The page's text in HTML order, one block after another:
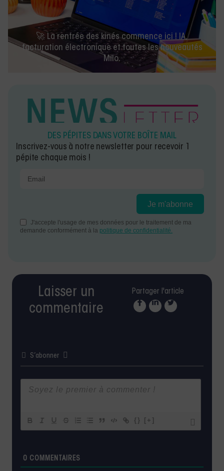
🚀 La rentrée des kinés commence ici ! IA,
facturation électronique et toutes les nouveautés
Milo.
DES PÉPITES DANS VOTRE BOÎTE MAIL
Inscrivez-vous à notre newsletter pour recevoir 1
pépite chaque mois !
Laisser un
commentaire
Partager l'article
S’abonner
{} [+]
0 COMMENTAIRES